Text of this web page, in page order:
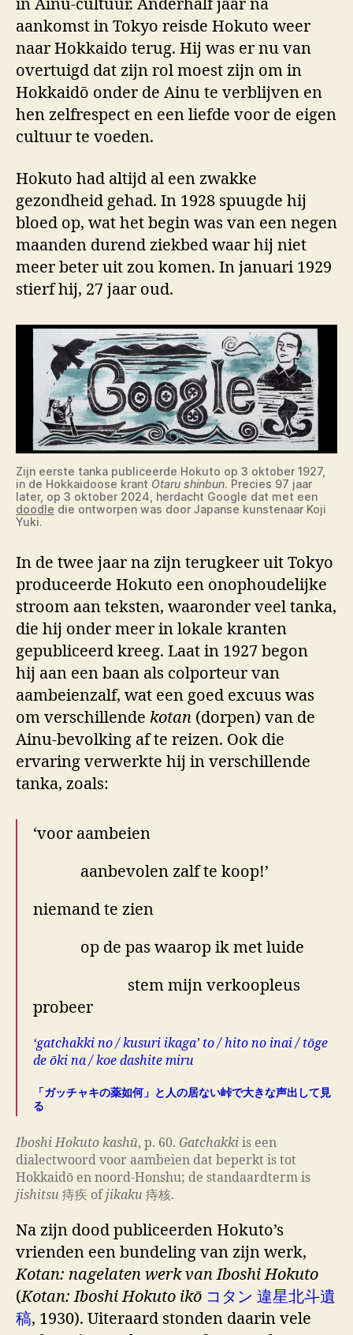
in Ainu-cultuur. Anderhalf jaar na
aankomst in Tokyo reisde Hokuto weer
naar Hokkaido terug. Hij was er nu van
overtuigd dat zijn rol moest zijn om in
Hokkaidō onder de Ainu te verblijven en
hen zelfrespect en een liefde voor de eigen
cultuur te voeden.
Hokuto had altijd al een zwakke
gezondheid gehad. In 1928 spuugde hij
bloed op, wat het begin was van een negen
maanden durend ziekbed waar hij niet
meer beter uit zou komen. In januari 1929
stierf hij, 27 jaar oud.
Zijn eerste tanka publiceerde Hokuto op 3 oktober 1927,
in de Hokkaidoose krant Otaru shinbun. Precies 97 jaar
later, op 3 oktober 2024, herdacht Google dat met een
doodle die ontworpen was door Japanse kunstenaar Koji
Yuki.
In de twee jaar na zijn terugkeer uit Tokyo
produceerde Hokuto een onophoudelijke
stroom aan teksten, waaronder veel tanka,
die hij onder meer in lokale kranten
gepubliceerd kreeg. Laat in 1927 begon
hij aan een baan als colporteur van
aambeienzalf, wat een goed excuus was
om verschillende kotan (dorpen) van de
Ainu-bevolking af te reizen. Ook die
ervaring verwerkte hij in verschillende
tanka, zoals:
‘voor aambeien
aanbevolen zalf te koop!’
niemand te zien
op de pas waarop ik met luide
stem mijn verkoopleus
probeer
‘gatchakki no / kusuri ikaga’ to / hito no inai / tōge
de ōki na / koe dashite miru
「ガッチャキの薬如何」と人の居ない峠で大きな声出して見
る
Iboshi Hokuto kashū, p. 60. Gatchakki is een
dialectwoord voor aambeien dat beperkt is tot
Hokkaidō en noord-Honshu; de standaardterm is
jishitsu 痔疾 ofjikaku 痔核.
Na zijn dood publiceerden Hokuto’s
vrienden een bundeling van zijn werk,
Kotan: nagelaten werk van Iboshi Hokuto
(Kotan: Iboshi Hokuto ikō コタン 違星北斗遺
稿, 1930). Uiteraard stonden daarin vele